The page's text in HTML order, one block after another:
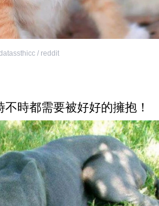
/ reddit
時都需要被好好的擁抱！